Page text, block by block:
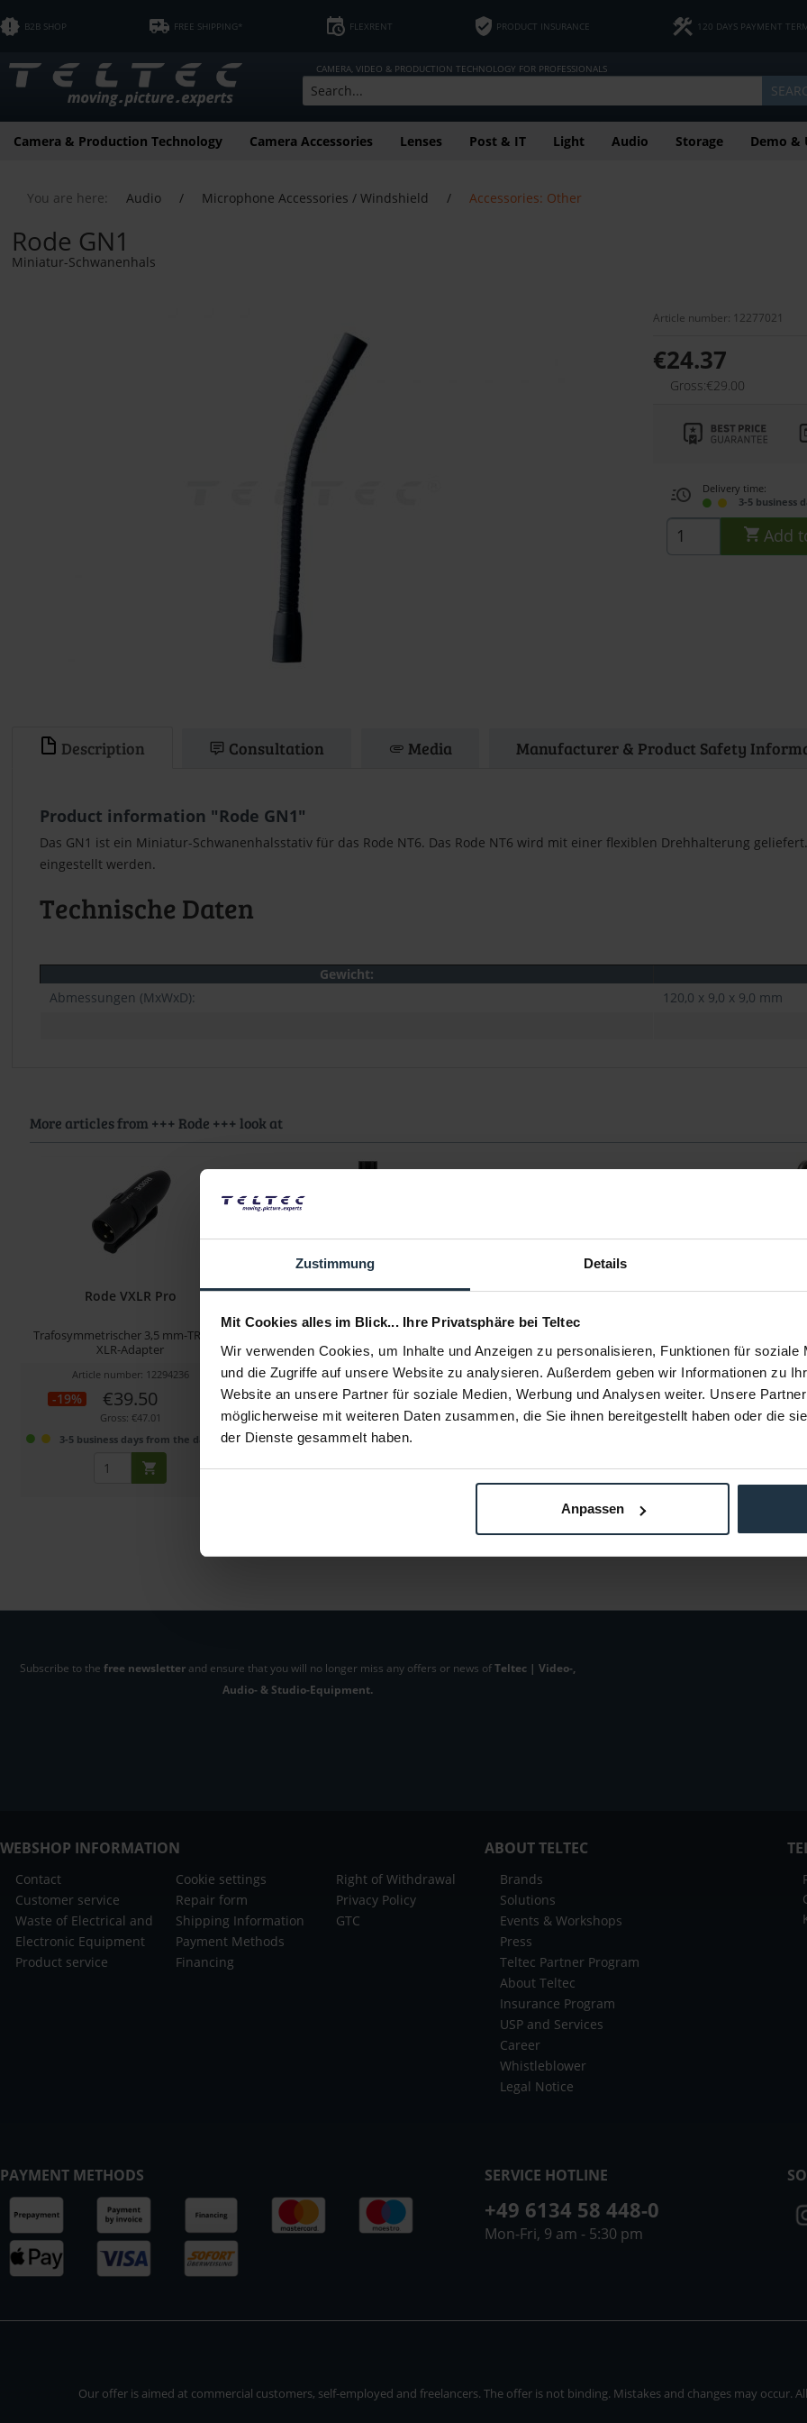
Zustimmung Details
Mit Cookies alles im Blick... Ihre Privatsphäre bei Teltec
Wir verwenden Cookies, um Inhalte und Anzeigen zu personalisieren, Funktionen für soziale
und die Zugriffe auf unsere Website zu analysieren. Außerdem geben wir Informationen zu
Website an unsere Partner für soziale Medien, Werbung und Analysen weiter. Unsere
möglicherweise mit weiteren Daten zusammen, die Sie ihnen bereitgestellt haben oder die
der Dienste gesammelt haben.
Anpassen
B2B SHOP FREE SHIPPING* FLEXRENT PRODUCT INSURANCE 120 DAYS PAYMENT
CAMERA, VIDEO & PRODUCTION TECHNOLOGY FOR PROFESSIONALS
Camera & Production Technology Camera Accessories Lenses Post & IT Light Audio Storage Demo &
You are here: Audio / Microphone Accessories / Windshield / Accessories: Other
Rode GN1
Miniatur-Schwanenhals
Article number: 12277021
€24.37
Gross:€29.00
Delivery time:
3-5 business
Add
Description Consultation Media Manufacturer & Product Safety
Product information "Rode GN1"
Das GN1 ist ein Miniatur-Schwanenhalsstativ für das Rode NT6. Das Rode NT6 wird mit einer flexiblen Drehhalterung
eingestellt werden.
Technische Daten
Gewicht:
Abmessungen (MxWxD):
120,0 x 9,0 x 9,0 mm
More articles from +++ Rode +++ look at
Rode VXLR Pro
Trafosymmetrischer 3,5 mm-TRS auf
XLR-Adapter
Article number: 12294236
-19% €39.50
Gross: €47.01
3-5 business days from the date of order
Rode Interview GO Black
Funkmikrofon-System
Article number: 12289114
-24% €17.15
Gross: €20.41
immediately from stock
Rode SC6
Kopfhörer
Article number: 12252014
-27% €13.45
Gross: €16.01
-27%
Subscribe to the free newsletterand ensure that you will no longer miss any offers or news ofTeltec | Video-,
Audio- & Studio-Equipment.
WEBSHOP INFORMATION
Contact
Customer service
Waste of Electrical and
Electronic Equipment
Product service
Cookie settings
Repair form
Shipping Information
Payment Methods
Financing
Right of Withdrawal
Privacy Policy
GTC
ABOUT TELTEC
Brands
Solutions
Events & Workshops
Press
Teltec Partner Program
About Teltec
Insurance Program
USP and Services
Career
Whistleblower
Legal Notice
PAYMENT METHODS SERVICE HOTLINE
+49 6134 58 448-0
Mon-Fri, 9 am - 5:30 pm
Our offer is aimed at commercial customers, self-employed and freelancers. The offer is not binding. Mistakes and changes may occur.